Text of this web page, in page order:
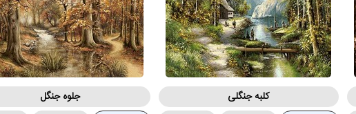
کلبه جنگلی جلوه جنگل